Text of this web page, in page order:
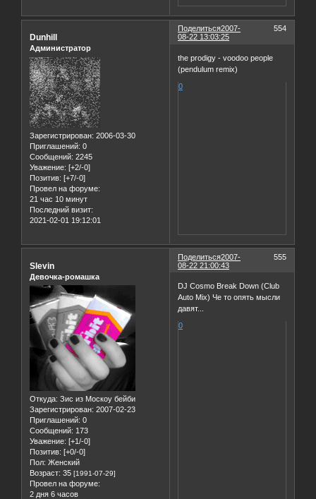
Поделиться 554
2007-
08-22 13:03:25
Dunhill
Администратор
Зарегистрирован: 2006-03-30
Приглашений: 0
Сообщений: 2245
Уважение: [+2/-0]
Позитив: [+7/-0]
Провел на форуме:
21 час 10 минут
Последний визит:
2021-02-01 19:12:01
the prodigy - voodoo people
(pendulum remix)
0
Поделиться 555
2007-
08-22 21:00:43
Slevin
Девочка-ромашка
Откуда: Зис из Москоу бейби
Зарегистрирован: 2007-02-23
Приглашений: 0
Сообщений: 173
Уважение: [+1/-0]
Позитив: [+0/-0]
Пол: Женский
Возраст: 35 [1991-07-29]
Провел на форуме:
2 дня 6 часов
DJ Cosmo Break Down (Club
Auto Mix) Че то опять мысли
давят...
0